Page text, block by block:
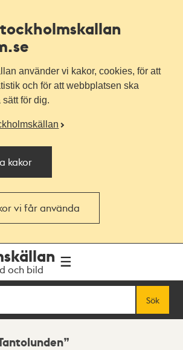
använder vi kakor, cookies, för att
och för att webbplatsen ska
för dig.
kakor
vi får använda
och bild
Sök